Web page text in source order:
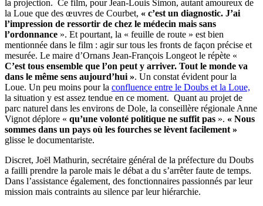
la projection. Ce film, pour Jean-Louis Simon, autant amoureux de
la Loue que des œuvres de Courbet, « c’est un diagnostic. J’ai
l’impression de ressortir de chez le médecin mais sans
l’ordonnance ». Et pourtant, la « feuille de route » est bien
mentionnée dans le film : agir sur tous les fronts de façon précise et
mesurée. Le maire d’Ornans Jean-François Longeot le répète «
C’est tous ensemble que l’on peut y arriver. Tout le monde va
dans le même sens aujourd’hui ». Un constat évident pour la
Loue. Un peu moins pour la confluence entre le Doubs et la Loue,
la situation y est assez tendue en ce moment. Quant au projet de
parc naturel dans les environs de Dole, la conseillère régionale Anne
Vignot déplore « qu’une volonté politique ne suffit pas ». « Nous
sommes dans un pays où les fourches se lèvent facilement »
glisse le documentariste.
Discret, Joël Mathurin, secrétaire général de la préfecture du Doubs
a failli prendre la parole mais le débat a du s’arrêter faute de temps.
Dans l’assistance également, des fonctionnaires passionnés par leur
mission mais contraints au silence par leur hiérarchie.